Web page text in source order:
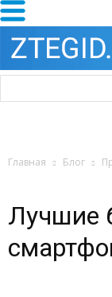
Главная Блог
Лучшие